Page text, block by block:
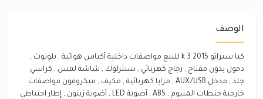
الوصف
كيا سيراتو 2015 k 3 للبيع مواصفات داخلية أكياس هوائية , بلوتوث ,
دخول بدون مفتاح , زجاج كهربائي , سنترلوك , شاشة لمس , كراسي
جلد , مدخل AUX/USB , مرايا كهربائية , مكيف , ميكروفون مواصفات
خارجية جنطات المنيوم , ABS , أضوية LED , أضوية زينون , إطار احتياطي